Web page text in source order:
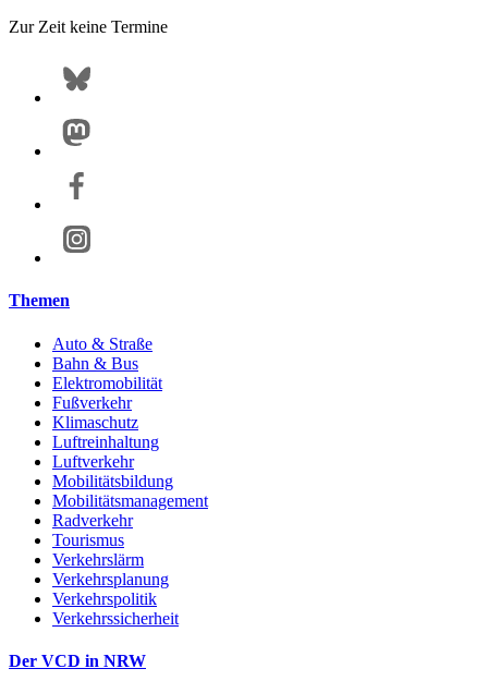
Zur Zeit keine Termine
Themen
Auto & Straße
Bahn & Bus
Elektromobilität
Fußverkehr
Klimaschutz
Luftreinhaltung
Luftverkehr
Mobilitätsbildung
Mobilitätsmanagement
Radverkehr
Tourismus
Verkehrslärm
Verkehrsplanung
Verkehrspolitik
Verkehrssicherheit
Der VCD in NRW